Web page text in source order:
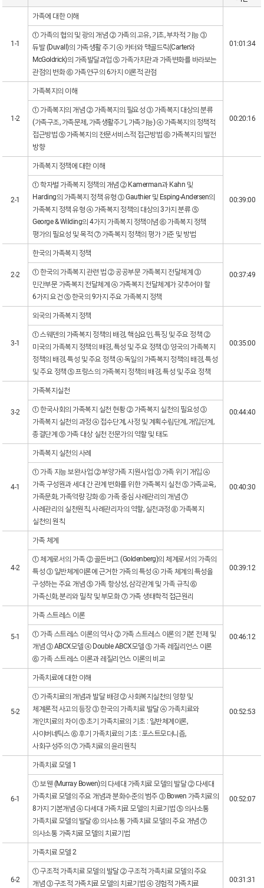
1-1
가족에 대한 이해
01:01:34
① 가족의 협의 및 광의 개념 ② 가족의 고유, 기초, 부차적 기능 ③
듀발 (Duvall)의 가족생활 주기 ④ 카터와 맥골드릭(Carter와
McGoldrick)의 가족발달과업 ⑤ 가족가치관과 가족변화를 바라보는
관점의 변화 ⑥ 가족연구의 6가지 이론적 관점
1-2
가족복지의 이해
00:20:16
① 가족복지의 개념 ② 가족복지의 필요성 ③ 가족복지 대상의 분류
(가족구조, 가족문제, 가족생활주기, 가족기능) ④ 가족복지의 정책적
접근방법 ⑤ 가족복지의 전문서비스적 접근방법 ⑥ 가족복지의 발전
방향
2-1
가족복지 정책에 대한 이해
00:39:00
① 학자별 가족복지 정책의 개념 ② Kamerman과 Kahn 및
Harding의 가족복지 정책 유형 ③ Gauthier 및 Esping-Andersen의
가족복지 정책 유형 ④ 가족복지 정책의 대상의 3가지 분류 ⑤
George & Wilding의 4가지 가족복지 정책이념 ⑥ 가족복지 정책
평가의 필요성 및 목적 ⑦ 가족복지 정책의 평가 기준 및 방법
2-2
한국의 가족복지 정책
00:37:49
① 한국의 가족복지 관련 법 ② 공공부문 가족복지 전달체계 ③
민간부문 가족복지 전달체계 ④ 가족복지 전달체계가 갖추어야 할
6가지 요건 ⑤ 한국의 9가지 주요 가족복지 정책
3-1
외국의 가족복지 정책
00:35:00
① 스웨덴의 가족복지 정책의 배경, 핵심요인, 특징 및 주요 정책 ②
미국의 가족복지 정책의 배경, 특성 및 주요 정책 ③ 영국의 가족복지
정책의 배경, 특성 및 주요 정책 ④ 독일의 가족복지 정책의 배경, 특성
및 주요 정책 ⑤ 프랑스의 가족복지 정책의 배경, 특성 및 주요 정책
3-2
가족복지실천
00:44:40
① 한국사회의 가족복지 실천 현황 ② 가족복지 실천의 필요성 ③
가족복지 실천의 과정 ④ 접수단계, 사정 및 계획수립단계, 개입단계,
종결단계 ⑤ 가족 대상 실천 전문가의 역할 및 태도
4-1
가족복지 실천의 사례
00:40:30
① 가족 지능 보완사업 ② 부양가족 지원사업 ③ 가족 위기 개입 ④
가족 구성원과 세대 간 관계 변화를 위한 가족복지 실천 ⑤ 가족교육,
가족문화, 가족역량 강화 ⑥ 가족 중심 사례관리의 개념 ⑦
사례관리의 실천원칙, 사례관리자의 역할, 실천과정 ⑧ 가족복지
실천의 원칙
4-2
가족 체계
00:39:12
① 체계로서의 가족 ② 골든버그 (Goldenberg)의 체계로서의 가족의
특성 ③ 일반체계이론에 근거한 가족의 특성 ④ 가족 체계의 특성을
구성하는 주요 개념 ⑤ 가족 항상성, 삼각관계 및 가족 규칙 ⑥
가족신화, 분리와 밀착 및 부모화 ⑦ 가족 생태학적 접근원리
5-1
가족 스트레스 이론
00:46:12
① 가족 스트레스 이론의 역사 ② 가족 스트레스 이론의 기본 전제 및
개념 ③ ABCX모델 ④ Double ABCX모델 ⑤ 가족 레질리언스 이론
⑥ 가족 스트레스 이론과 레질리언스 이론의 비교
5-2
가족치료에 대한 이해
00:52:53
① 가족치료의 개념과 발달 배경 ② 사회복지실천의 영향 및
체계론적 사고의 등장 ③ 한국의 가족치료 발달 ④ 가족치료와
개인치료의 차이 ⑤ 초기 가족치료의 기초 : 일반체계이론,
사이버네틱스 ⑥ 후기 가족치료의 기초 : 포스트모더니즘,
사회구성주의 ⑦ 가족치료의 윤리원칙
6-1
가족치료 모델 1
00:52:07
① 보웬 (Murray Bowen)의 다세대 가족치료 모델의 발달 ② 다세대
가족치료 모델의 주요 개념과 분화수준의 범주 ③ Bowen 가족치료의
8가지 기본개념 ④ 다세대 가족치료 모델의 치료기법 ⑤ 의사소통
가족치료 모델의 발달 ⑥ 의사소통 가족치료 모델의 주요 개념 ⑦
의사소통 가족치료 모델의 치료기법
6-2
가족치료 모델 2
00:31:31
① 구조적 가족치료 모델의 발달 ② 구조적 가족치료 모델의 주요
개념 ③ 구조적 가족치료 모델의 치료기법 ④ 경험적 가족치료